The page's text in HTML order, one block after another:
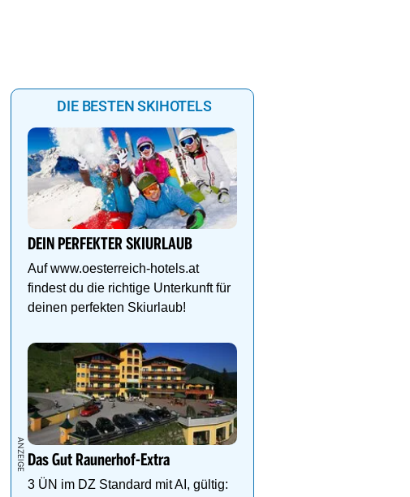
DIE BESTEN SKIHOTELS
DEIN PERFEKTER SKIURLAUB
Auf www.oesterreich-hotels.at
findest du die richtige Unterkunft für
deinen perfekten Skiurlaub!
Das Gut Raunerhof-Extra
3 ÜN im DZ Standard mit AI, gültig: